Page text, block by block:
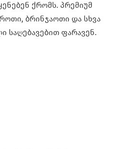
ქრომს. პრემიუმ
ბრინჯაოთი და სხვა
საღებავებით ფარავენ.